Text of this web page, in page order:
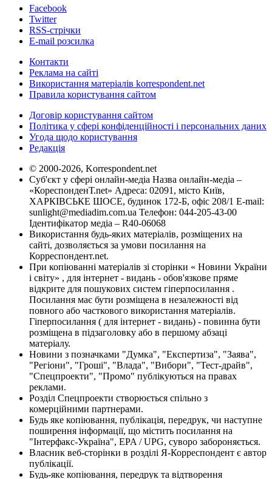
Facebook
Twitter
RSS-стрічки
E-mail розсилка
Контакти
Реклама на сайті
Використання матеріалів korrespondent.net
Правила користування сайтом
Договір користування сайтом
Політика у сфері конфіденційності і персональних даних
Угода щодо користування
Редакція
© 2000-2026, Korrespondent.net
Суб'єкт у сфері онлайн-медіа Назва онлайн-медіа –
«КореспонденТ.net» Адреса: 02091, місто Київ,
ХАРКІВСЬКЕ ШОСЕ, будинок 172-Б, офіс 208/1 E-mail:
sunlight@mediadim.com.ua Телефон: 044-205-43-00
Ідентифікатор медіа – R40-06068
Використання будь-яких матеріалів, розміщених на
сайті, дозволяється за умови посилання на
Корреспондент.net.
При копіюванні матеріалів зі сторінки « Новини України
і світу» , для інтернет - видань - обов'язкове пряме
відкрите для пошукових систем гіперпосилання .
Посилання має бути розміщена в незалежності від
повного або часткового використання матеріалів.
Гіперпосилання ( для інтернет - видань) - повинна бути
розміщена в підзаголовку або в першому абзаці
матеріалу.
Новини з позначками "Думка", "Експертиза", "Заява",
"Регіони", "Гроші", "Влада", "Вибори", "Тест-драйв",
"Спецпроекти", "Промо" публікуються на правах
реклами.
Розділ Спецпроекти створюється спільно з
комерційними партнерами.
Будь яке копіювання, публікація, передрук, чи наступне
поширення інформації, що містить посилання на
"Інтерфакс-Україна", EPA / UPG, суворо забороняється.
Власник веб-сторінки в розділі Я-Корреспондент є автор
публікації.
Будь-яке копіювання, передрук та відтворення